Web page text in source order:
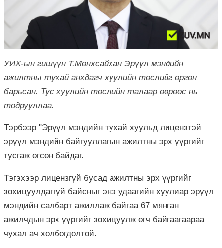
УИХ-ын гишүүн Т.Мөнхсайхан Эрүүл мэндийн
ажилтны тухай анхдагч хуулийн төслийг өргөн
барьсан. Тус хуулийн төслийн талаар өөрөөс нь
тодрууллаа.
Тэрбээр "Эрүүл мэндийн тухай хуульд лицензтэй
эрүүл мэндийн байгууллагын ажилтны эрх үүргийг
тусгаж өгсөн байдаг.
Тэгэхээр лицензгүй бусад ажилтны эрх үүргийг
зохицуулдаггүй байсныг энэ удаагийн хуулиар эрүүл
мэндийн салбарт ажиллаж байгаа 67 мянган
ажилчдын эрх үүргийг зохицуулж өгч байгаагаараа
чухал ач холбогдолтой.